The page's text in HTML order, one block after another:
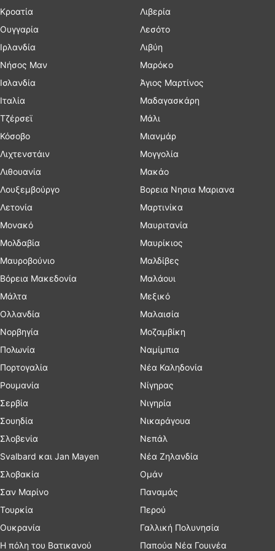
Κροατία
Ουγγαρία
Ιρλανδία
Νήσος Μαν
Ισλανδία
Ιταλία
Τζέρσεϊ
Κόσοβο
Λιχτενστάιν
Λιθουανία
Λουξεμβούργο
Λετονία
Μονακό
Μολδαβία
Μαυροβούνιο
Βόρεια Μακεδονία
Μάλτα
Ολλανδία
Νορβηγία
Πολωνία
Πορτογαλία
Ρουμανία
Σερβία
Σουηδία
Σλοβενία
Svalbard και Jan Mayen
Σλοβακία
Σαν Μαρίνο
Τουρκία
Ουκρανία
Η πόλη του Βατικανού
Λιβερία
Λεσότο
Λιβύη
Μαρόκο
Άγιος Μαρτίνος
Μαδαγασκάρη
Μάλι
Μιανμάρ
Μογγολία
Μακάο
Βορεια Νησια Μαριανα
Μαρτινίκα
Μαυριτανία
Μαυρίκιος
Μαλδίβες
Μαλάουι
Μεξικό
Μαλαισία
Μοζαμβίκη
Ναμίμπια
Νέα Καληδονία
Νίγηρας
Νιγηρία
Νικαράγουα
Νεπάλ
Νέα Ζηλανδία
Ομάν
Παναμάς
Περού
Γαλλική Πολυνησία
Παπούα Νέα Γουινέα